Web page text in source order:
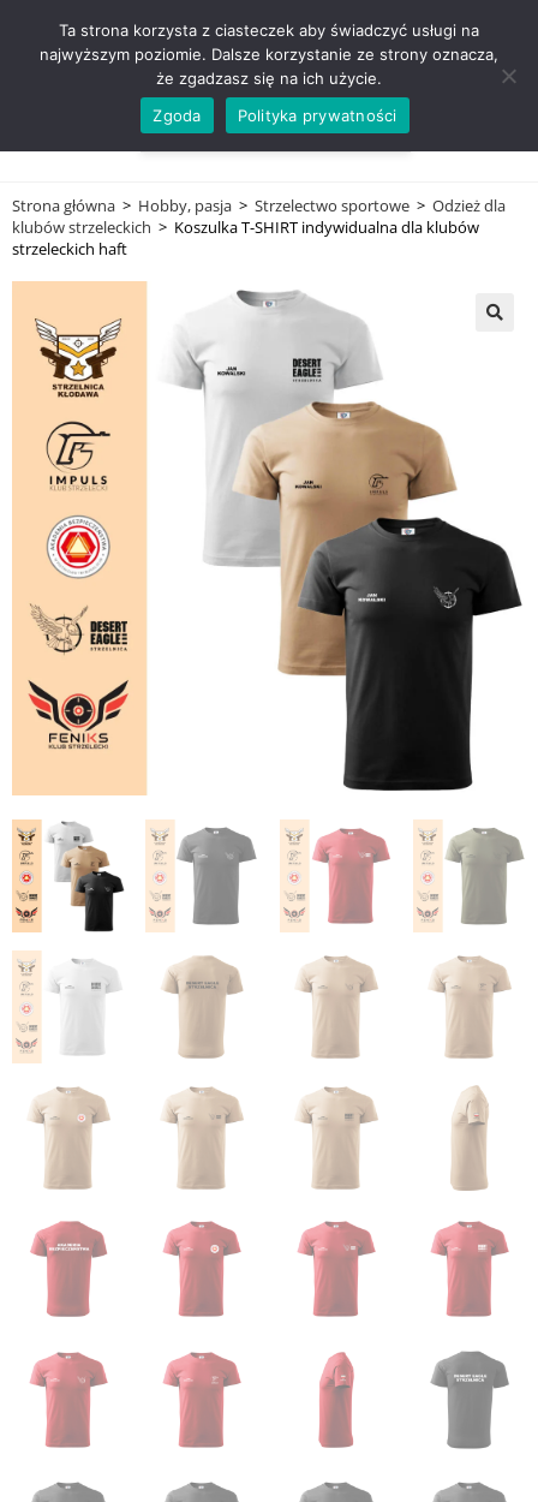
ZADZWOŃ TEL. 600 352 938
Strona główna > Hobby, pasja > Strzelectwo sportowe > Odzież dla
klubów strzeleckich > Koszulka T-SHIRT indywidualna dla klubów
strzeleckich haft
Ta strona korzysta z ciasteczek aby świadczyć usługi na
najwyższym poziomie. Dalsze korzystanie ze strony oznacza,
że zgadzasz się na ich użycie.
Zgoda
Polityka prywatności